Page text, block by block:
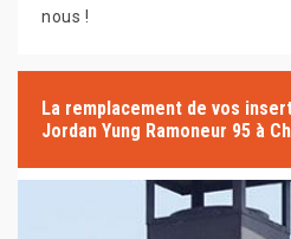
nous !
La remplacement de vos
Jordan Yung Ramoneur 95 à